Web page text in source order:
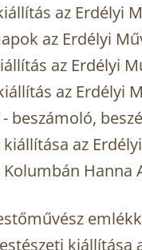
az Erdélyi
az Erdélyi
az Erdélyi
az Erdélyi
beszámoló,
az
Kolumbán
kiállítása